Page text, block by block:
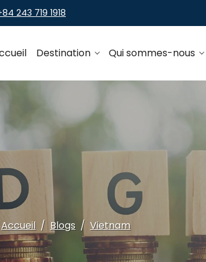
243 719 1918
Destination Qui sommes-nous
Accueil Blogs Vietnam